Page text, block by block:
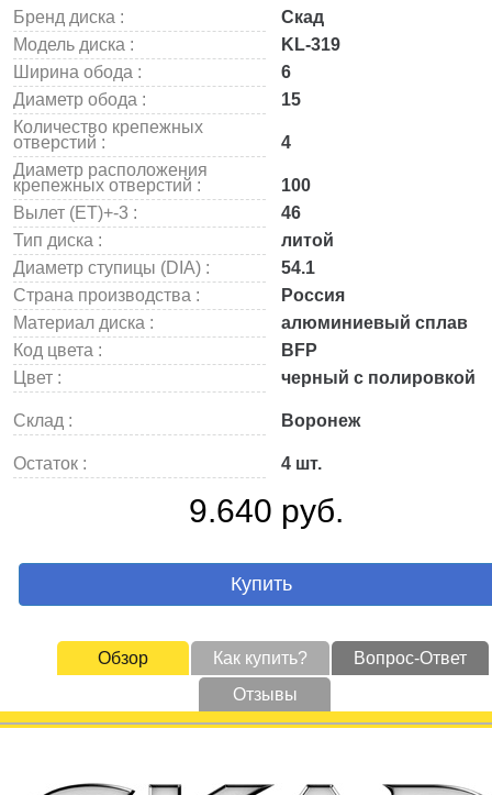
Бренд диска :
Скад
Модель диска :
KL-319
Ширина обода :
6
Диаметр обода :
15
Количество крепежных
отверстий :
4
Диаметр расположения
крепежных отверстий :
100
Вылет (ET)+-3 :
46
Тип диска :
литой
Диаметр ступицы (DIA) :
54.1
Страна производства :
Россия
Материал диска :
алюминиевый сплав
Код цвета :
BFP
Цвет :
черный с полировкой
Склад : Воронеж
Остаток : 4 шт.
9.640 руб.
Купить
Обзор Как купить?
Вопрос-Ответ
Отзывы